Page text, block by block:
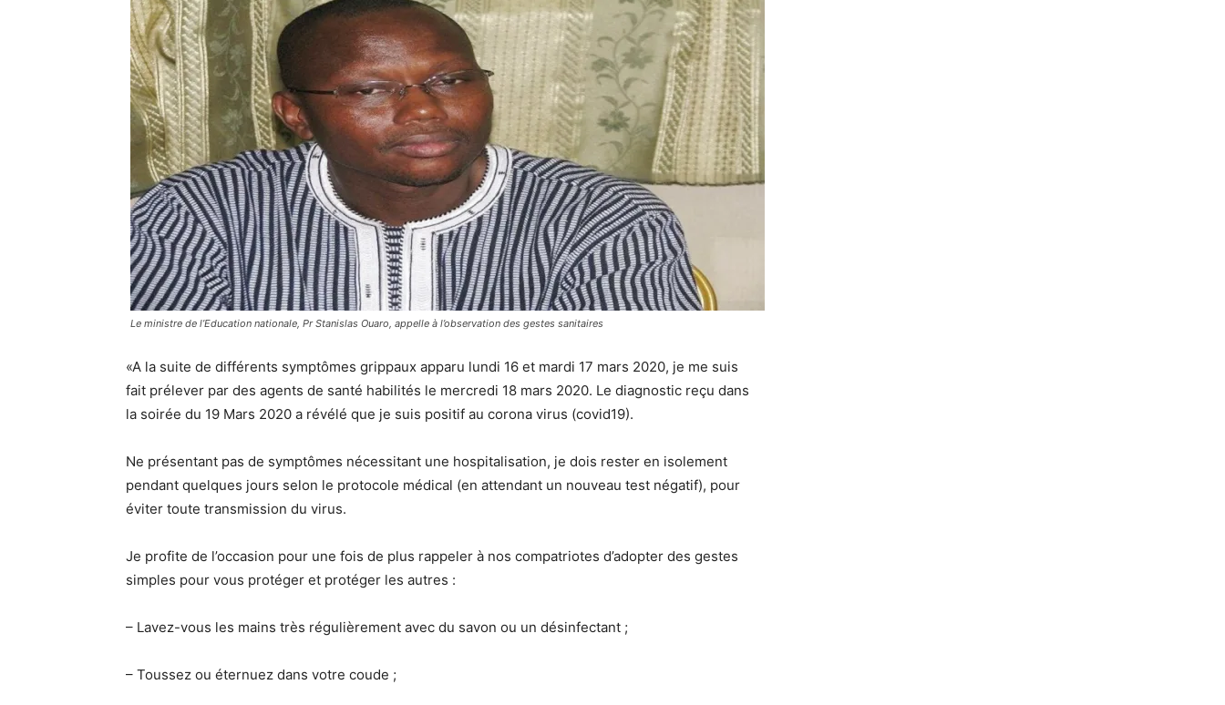
Le ministre de l’Education nationale, Pr Stanislas Ouaro, appelle à l’observation des gestes sanitaires
«A la suite de différents symptômes grippaux apparu lundi 16 et mardi 17 mars 2020, je me suis
fait prélever par des agents de santé habilités le mercredi 18 mars 2020. Le diagnostic reçu dans
la soirée du 19 Mars 2020 a révélé que je suis positif au corona virus (covid19).
Ne présentant pas de symptômes nécessitant une hospitalisation, je dois rester en isolement
pendant quelques jours selon le protocole médical (en attendant un nouveau test négatif), pour
éviter toute transmission du virus.
Je profite de l’occasion pour une fois de plus rappeler à nos compatriotes d’adopter des gestes
simples pour vous protéger et protéger les autres :
– Lavez-vous les mains très régulièrement avec du savon ou un désinfectant ;
– Toussez ou éternuez dans votre coude ;